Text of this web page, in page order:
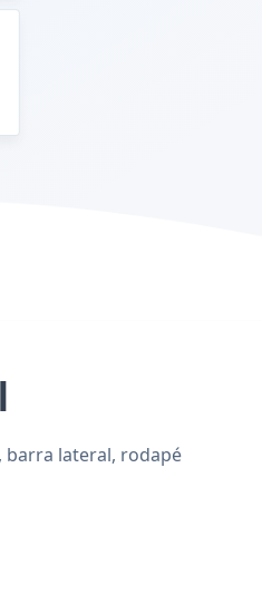
barra lateral, rodapé